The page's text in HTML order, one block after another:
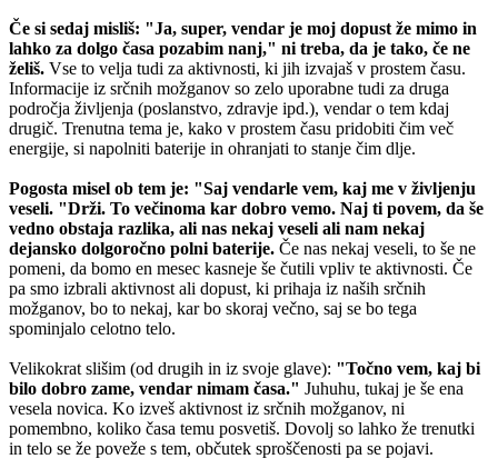
Če si sedaj misliš: "Ja, super, vendar je moj dopust že mimo in
lahko za dolgo časa pozabim nanj," ni treba, da je tako, če ne
želiš. Vse to velja tudi za aktivnosti, ki jih izvajaš v prostem času.
Informacije iz srčnih možganov so zelo uporabne tudi za druga
področja življenja (poslanstvo, zdravje ipd.), vendar o tem kdaj
drugič. Trenutna tema je, kako v prostem času pridobiti čim več
energije, si napolniti baterije in ohranjati to stanje čim dlje.
Pogosta misel ob tem je: "Saj vendarle vem, kaj me v življenju
veseli. "Drži. To večinoma kar dobro vemo. Naj ti povem, da še
vedno obstaja razlika, ali nas nekaj veseli ali nam nekaj
dejansko dolgoročno polni baterije. Če nas nekaj veseli, to še ne
pomeni, da bomo en mesec kasneje še čutili vpliv te aktivnosti. Če
pa smo izbrali aktivnost ali dopust, ki prihaja iz naših srčnih
možganov, bo to nekaj, kar bo skoraj večno, saj se bo tega
spominjalo celotno telo.
Velikokrat slišim (od drugih in iz svoje glave): "Točno vem, kaj bi
bilo dobro zame, vendar nimam časa." Juhuhu, tukaj je še ena
vesela novica. Ko izveš aktivnost iz srčnih možganov, ni
pomembno, koliko časa temu posvetiš. Dovolj so lahko že trenutki
in telo se že poveže s tem, občutek sproščenosti pa se pojavi.